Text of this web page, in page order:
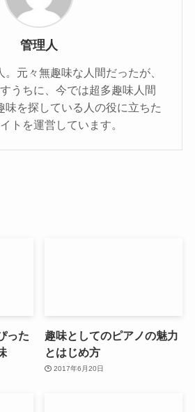
管理人
元々無趣味な人間だったが、
うちに、今では超多趣味人間
味を探している人の役に立ちた
トを運営しています。
った
趣味としてのピアノの魅力
とはじめ方
2017年6月20日